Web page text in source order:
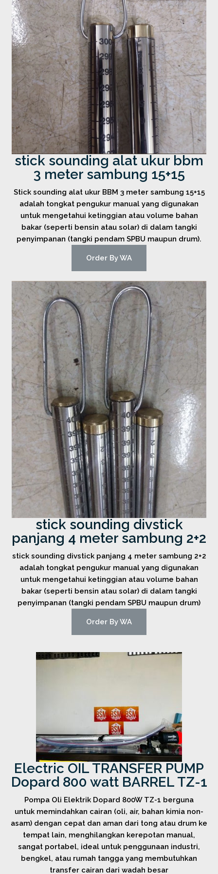
stick sounding alat ukur bbm
3 meter sambung 15+15
Stick sounding alat ukur BBM 3 meter sambung 15+15
adalah tongkat pengukur manual yang digunakan
untuk mengetahui ketinggian atau volume bahan
bakar (seperti bensin atau solar) di dalam tangki
penyimpanan (tangki pendam SPBU maupun drum).
Order By WA
stick sounding divstick
panjang 4 meter sambung 2+2
stick sounding divstick panjang 4 meter sambung 2+2
adalah tongkat pengukur manual yang digunakan
untuk mengetahui ketinggian atau volume bahan
bakar (seperti bensin atau solar) di dalam tangki
penyimpanan (tangki pendam SPBU maupun drum)
Order By WA
Electric OIL TRANSFER PUMP
Dopard 800 watt BARREL TZ-1
Pompa Oli Elektrik Dopard 800W TZ-1 berguna
untuk memindahkan cairan (oli, air, bahan kimia non-
asam) dengan cepat dan aman dari tong atau drum ke
tempat lain, menghilangkan kerepotan manual,
sangat portabel, ideal untuk penggunaan industri,
bengkel, atau rumah tangga yang membutuhkan
transfer cairan dari wadah besar